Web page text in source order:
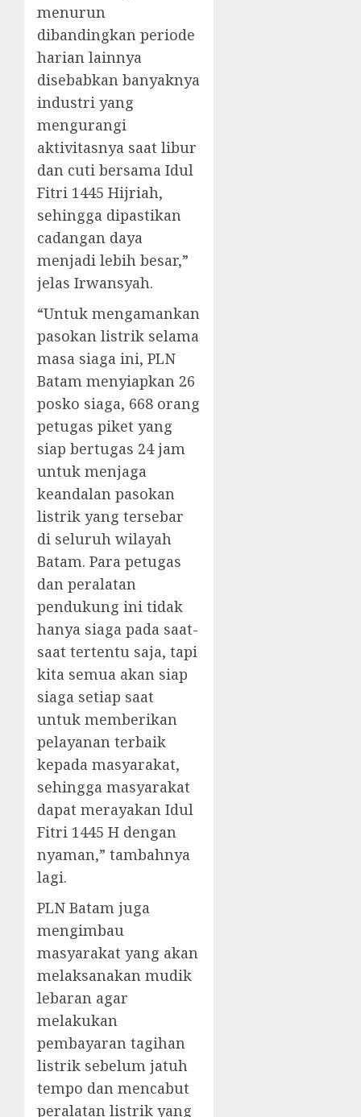
menurun
dibandingkan periode
harian lainnya
disebabkan banyaknya
industri yang
mengurangi
aktivitasnya saat libur
dan cuti bersama Idul
Fitri 1445 Hijriah,
sehingga dipastikan
cadangan daya
menjadi lebih besar,”
jelas Irwansyah.
“Untuk mengamankan
pasokan listrik selama
masa siaga ini, PLN
Batam menyiapkan 26
posko siaga, 668 orang
petugas piket yang
siap bertugas 24 jam
untuk menjaga
keandalan pasokan
listrik yang tersebar
di seluruh wilayah
Batam. Para petugas
dan peralatan
pendukung ini tidak
hanya siaga pada saat-
saat tertentu saja, tapi
kita semua akan siap
siaga setiap saat
untuk memberikan
pelayanan terbaik
kepada masyarakat,
sehingga masyarakat
dapat merayakan Idul
Fitri 1445 H dengan
nyaman,” tambahnya
lagi.
PLN Batam juga
mengimbau
masyarakat yang akan
melaksanakan mudik
lebaran agar
melakukan
pembayaran tagihan
listrik sebelum jatuh
tempo dan mencabut
peralatan listrik yang